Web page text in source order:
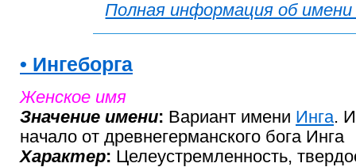
Полная информация об
• Ингеборга
Женское имя
Значение имени: Вариант имени Инга.
начало от древнегерманского бога Инга
Характер: Целеустремленность,